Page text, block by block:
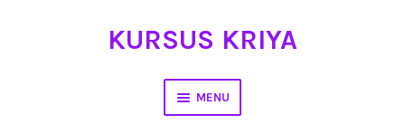
KURSUS KRIYA
MENU